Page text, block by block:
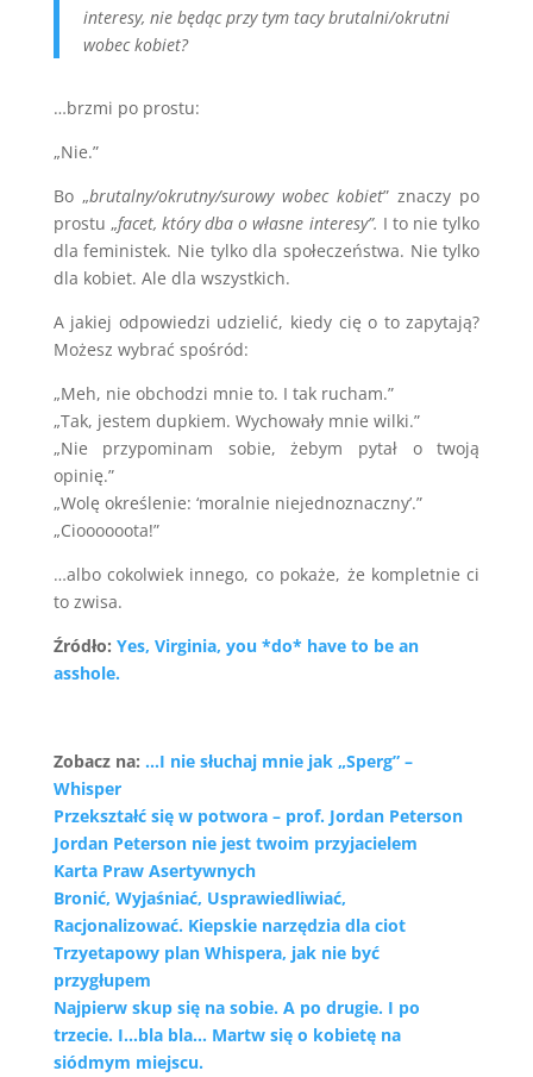
interesy, nie będąc przy tym tacy brutalni/okrutni
wobec kobiet?
…brzmi po prostu:
„Nie.”
Bo „brutalny/okrutny/surowy wobec kobiet” znaczy po
prostu „facet, który dba o własne interesy”. I to nie tylko
dla feministek. Nie tylko dla społeczeństwa. Nie tylko
dla kobiet. Ale dla wszystkich.
A jakiej odpowiedzi udzielić, kiedy cię o to zapytają?
Możesz wybrać spośród:
„Meh, nie obchodzi mnie to. I tak rucham.”
„Tak, jestem dupkiem. Wychowały mnie wilki.”
„Nie przypominam sobie, żebym pytał o twoją
opinię.”
„Wolę określenie: ‘moralnie niejednoznaczny’.”
„Cioooooota!”
…albo cokolwiek innego, co pokaże, że kompletnie ci
to zwisa.
Źródło: Yes, Virginia, you *do* have to be an
asshole.
Zobacz na: …I nie słuchaj mnie jak „Sperg” –
Whisper
Przekształć się w potwora – prof. Jordan Peterson
Jordan Peterson nie jest twoim przyjacielem
Karta Praw Asertywnych
Bronić, Wyjaśniać, Usprawiedliwiać,
Racjonalizować. Kiepskie narzędzia dla ciot
Trzyetapowy plan Whispera, jak nie być
przygłupem
Najpierw skup się na sobie. A po drugie. I po
trzecie. I…bla bla… Martw się o kobietę na
siódmym miejscu.